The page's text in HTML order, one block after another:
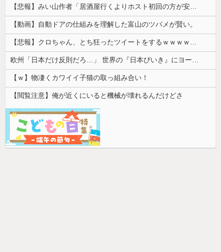
【悲報】みい山作者「居酒屋行くよりホスト初回の方が安くてチヤホヤされる」
【動画】自動ドアの仕組みを理解した富山のツバメが賢い。
【悲報】クロちゃん、とち狂ったツイートをするｗｗｗｗｗｗｗ
欧州「日本だけ反則だろ…」 世界の『日本びいき』にヨーロッパ全土から不満の声
【ｗ】物凄くカワイイ子猫の取っ組み合い！
【閲覧注意】俺が近くにいると機械が壊れるんだけどさ